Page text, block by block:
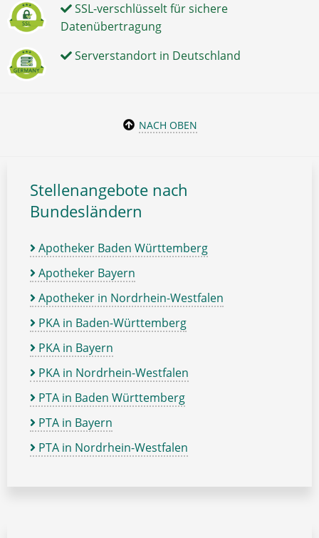
SSL-verschlüsselt für sichere
Datenübertragung
Serverstandort in Deutschland
NACH OBEN
Stellenangebote nach
Bundesländern
Apotheker Baden Württemberg
Apotheker Bayern
Apotheker in Nordrhein-Westfalen
PKA in Baden-Württemberg
PKA in Bayern
PKA in Nordrhein-Westfalen
PTA in Baden Württemberg
PTA in Bayern
PTA in Nordrhein-Westfalen